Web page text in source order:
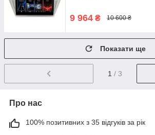
9 964 ₴ 10 600 ₴
Показати ще
1 / 3
Про нас
100% позитивних з 35 відгуків за рік